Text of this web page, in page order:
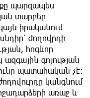
պարզապես
տարբեր
իրականում
ժողովրդի
հոգևոր
գոյության
պատահական չէ։
կանգնում
առաջ և